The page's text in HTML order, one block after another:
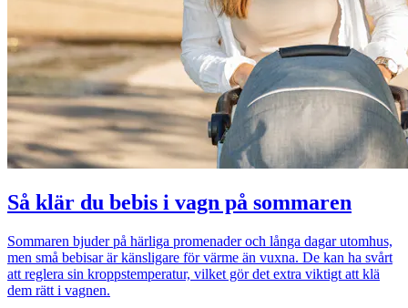
Så klär du bebis i vagn på sommaren
Sommaren bjuder på härliga promenader och långa dagar utomhus,
men små bebisar är känsligare för värme än vuxna. De kan ha svårt
att reglera sin kroppstemperatur, vilket gör det extra viktigt att klä
dem rätt i vagnen.